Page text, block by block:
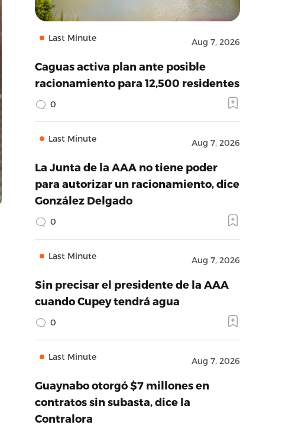
Last Minute Aug 7, 2026
Caguas activa plan ante posible
racionamiento para 12,500 residentes
0
Last Minute Aug 7, 2026
La Junta de la AAA no tiene poder
para autorizar un racionamiento, dice
González Delgado
0
Last Minute Aug 7, 2026
Sin precisar el presidente de la AAA
cuando Cupey tendrá agua
0
Last Minute Aug 7, 2026
Guaynabo otorgó $7 millones en
contratos sin subasta, dice la
Contralora